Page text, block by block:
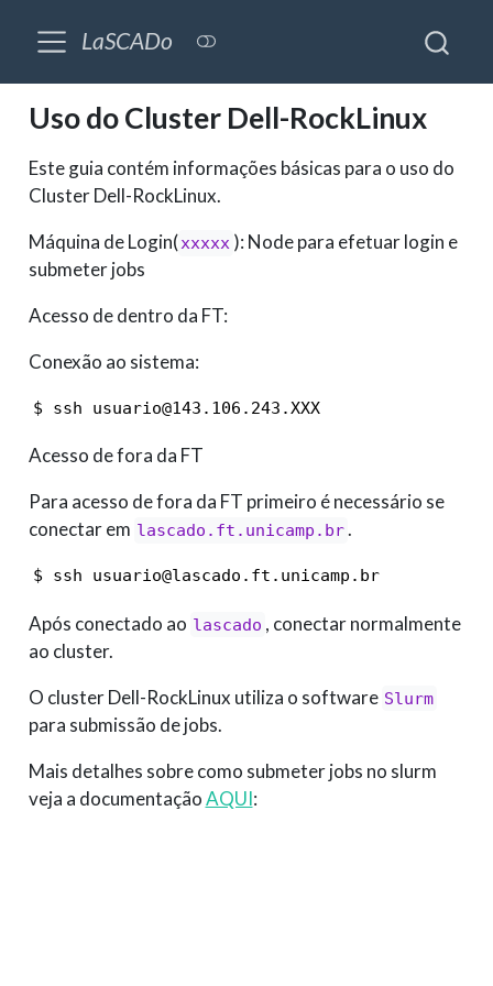
LaSCADo
Uso do Cluster Dell-RockLinux
Este guia contém informações básicas para o uso do
Cluster Dell-RockLinux.
Máquina de Login(xxxxx ): Node para efetuar login e
submeter jobs
Acesso de dentro da FT:
Conexão ao sistema:
$ ssh usuario@143.106.243.XXX
Acesso de fora da FT
Para acesso de fora da FT primeiro é necessário se
conectar em lascado.ft.unicamp.br.
$ ssh usuario@lascado.ft.unicamp.br
Após conectado ao lascado , conectar normalmente
ao cluster.
O cluster Dell-RockLinux utiliza o software Slurm
para submissão de jobs.
Mais detalhes sobre como submeter jobs no slurm
veja a documentaçãoAQUI: